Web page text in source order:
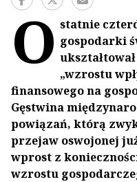
O statnie
gospodarki
„wzrostu
finansowego na
Gęstwina
powiązań, którą
przejaw oswojonej
wprost z
wzrostu